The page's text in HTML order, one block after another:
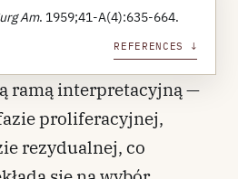
Am. 1959;41-A(4):635-664.
REFERENCES ↓
ramą interpretacyjną —
proliferacyjnej,
rezydualnej, co